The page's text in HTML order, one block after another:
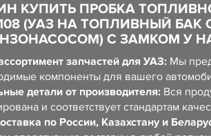
КУПИТЬ ПРОБКА
(УАЗ НА ТОПЛИВНЫЙ БАК
С ЗАМКОМ У
запчастей для УАЗ: Мы
компоненты для вашего
детали от производителя: Вся
и соответствует стандартам
по России, Казахстану и